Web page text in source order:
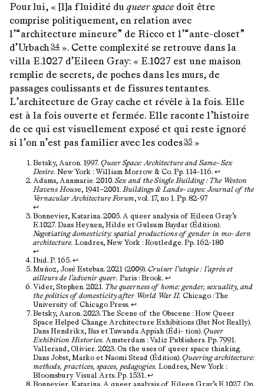
Pour lui, « [l]a fluidité du queer space doit être
comprise politiquement, en relation avec
l’“architecture mineure” de Ricco et l’“ante-closet”
d’Urbach34». Cette complexité se retrouve dans la
villa E.1027 d’Eileen Gray: « E.1027 est une maison
remplie de secrets, de poches dans les murs, de
passages coulissants et de fissures tentantes.
L’architecture de Gray cache et révèle à la fois. Elle
est à la fois ouverte et fermée. Elle raconte l’histoire
de ce qui est visuellement exposé et qui reste ignoré
si l’on n’est pas familier avec les codes35»
Betsky, Aaron. 1997. Queer Space: Architecture and Same- Sex
Desire. New York : William Morrow & Co. Pp. 114-116. ↩︎
Adams, Annmarie. 2010. Sex and the Single Building : The Weston
Havens House, 1941—2001. Buildings & Lands- capes: Journal of the
Vernacular Architecture Forum, vol. 17, no 1. Pp. 82-97
↩︎
Bonnevier, Katarina. 2005. A queer analysis of Eileen Gray’s
E.1027. Dans Heynen, Hilde et Gulsum Baydar (Édition).
Negotiating domesticity: spatial productions of gender in mo- dern
architecture. Londres, New York : Routledge. Pp. 162-180
↩︎
Ibid. P. 165. ↩︎
Muñoz, José Esteban. 2021 (2009). Cruiser l’utopie : l’après et
ailleurs de l’advenir queer. Paris : Brook. ↩︎
Vider, Stephen. 2021. The queerness of home: gender, sexuality, and
the politics of domesticity after World War II. Chicago : The
University of Chicago Press. ↩︎
Betsky, Aaron. 2023. The Scene of the Obscene : How Queer
Space Helped Change Architecture Exhibitions (But Not Really).
Dans Hendrikx, Bas et Tawanda Appiah (Édi- tion). Queer
Exhibition Histories. Amsterdam : Valiz Publishers. Pp. 7991.
Vallerand, Olivier. 2023. On the uses of queer space thinking.
Dans Jobst, Marko et Naomi Stead (Édition). Queering architecture:
methods, practices, spaces, pedagogies. Londres, New York :
Bloomsbury Visual Arts. Pp. 1531. ↩︎